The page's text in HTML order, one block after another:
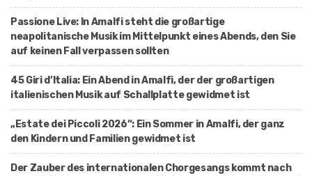
Passione Live: In Amalfi steht die großartige
neapolitanische Musik im Mittelpunkt eines Abends, den Sie
auf keinen Fall verpassen sollten
45 Giri d’Italia: Ein Abend in Amalfi, der der großartigen
italienischen Musik auf Schallplatte gewidmet ist
„Estate dei Piccoli 2026“: Ein Sommer in Amalfi, der ganz
den Kindern und Familien gewidmet ist
Der Zauber des internationalen Chorgesangs kommt nach